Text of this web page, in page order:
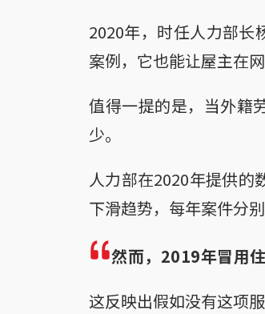
2020年，时任人力部长
案例，它也能让屋主在
值得一提的是，当外籍
少。
人力部在2020年提供的
下滑趋势，每年案件分
然而，2019年冒用
这反映出假如没有这项